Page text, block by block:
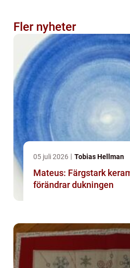
Fler nyheter
05 juli 2026 Tobias Hellman
Mateus: Färgstark
förändrar dukningen